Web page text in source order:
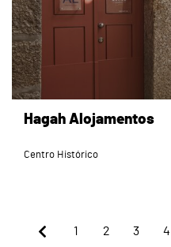
Hagah Alojamentos
Centro Histórico
1 2 3 4